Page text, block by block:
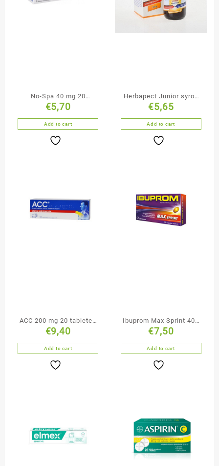
No-Spa 40 mg 20
tabletek
€5,70
Add to cart
Herbapect Junior syrop
120 g
€5,65
Add to cart
ACC 200 mg 20 tabletek
musujących
€9,40
Add to cart
Ibuprom Max Sprint 400
mg 40 kapsułek
miękkich
€7,50
Add to cart